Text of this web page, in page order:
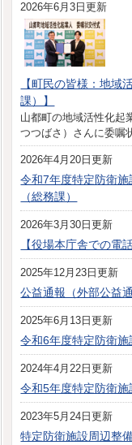
2026年6月3日更新
【町民の皆様：地域
課）】
山都町の地域活性化起
つつばさ）さんに委嘱
2026年4月20日更新
令和7年度特定防衛
（総務課）
2026年3月30日更新
【役場本庁舎での電
2025年12月23日更新
公益通報（外部公益
2025年6月13日更新
令和6年度特定防衛
2024年4月22日更新
令和5年度特定防衛
2023年5月24日更新
特定防衛施設周辺整